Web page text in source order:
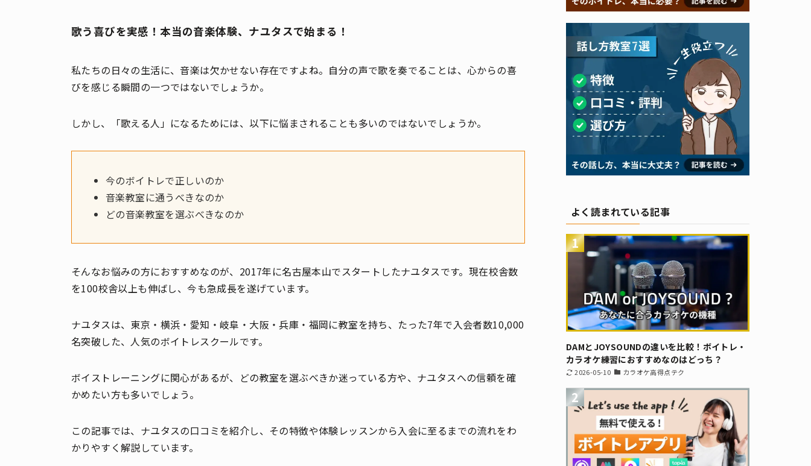
歌う喜びを実感！本当の音楽体験、ナユタスで始まる！
私たちの日々の生活に、音楽は欠かせない存在ですよね。自分の声で歌を奏でることは、心からの喜
びを感じる瞬間の一つではないでしょうか。
しかし、「歌える人」になるためには、以下に悩まされることも多いのではないでしょうか。
今のボイトレで正しいのか
音楽教室に通うべきなのか
どの音楽教室を選ぶべきなのか
そんなお悩みの方におすすめなのが、2017年に名古屋本山でスタートしたナユタスです。現在校舎数
を100校舎以上も伸ばし、今も急成長を遂げています。
ナユタスは、東京・横浜・愛知・岐阜・大阪・兵庫・福岡に教室を持ち、たった7年で入会者数10,000
名突破した、人気のボイトレスクールです。
ボイストレーニングに関心があるが、どの教室を選ぶべきか迷っている方や、ナユタスへの信頼を確
かめたい方も多いでしょう。
この記事では、ナユタスの口コミを紹介し、その特徴や体験レッスンから入会に至るまでの流れをわ
かりやすく解説しています。
よく読まれている記事
1
DAMとJOYSOUNDの違いを比較！ボイトレ・
カラオケ練習におすすめなのはどっち？
2026-05-10 カラオケ高得点テク
2